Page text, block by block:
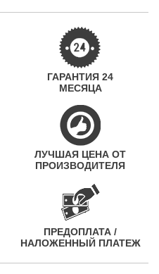
ГАРАНТИЯ 24
МЕСЯЦА
ЛУЧШАЯ ЦЕНА ОТ
ПРОИЗВОДИТЕЛЯ
ПРЕДОПЛАТА /
НАЛОЖЕННЫЙ ПЛАТЕЖ